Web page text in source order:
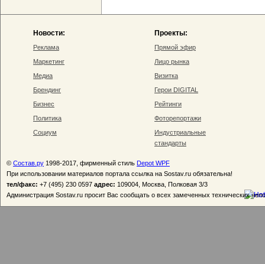
Новости:
Реклама
Маркетинг
Медиа
Брендинг
Бизнес
Политика
Социум
Проекты:
Прямой эфир
Лицо рынка
Визитка
Герои DIGITAL
Рейтинги
Фоторепортажи
Индустриальные
стандарты
© Состав.ру 1998-2017, фирменный стиль Depot WPF
При использовании материалов портала ссылка на Sostav.ru обязательна!
тел/факс: +7 (495) 230 0597 адрес: 109004, Москва, Полковая 3/3
Администрация Sostav.ru просит Вас сообщать о всех замеченных технических